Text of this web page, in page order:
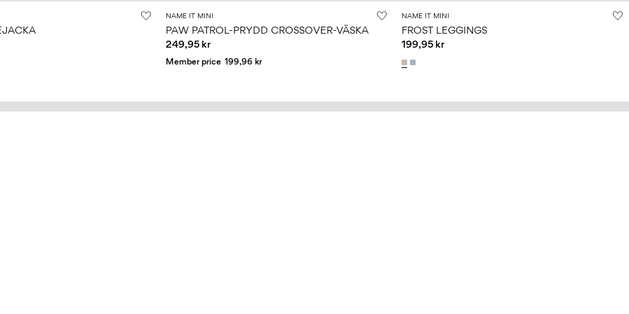
NAME IT MINI
PAW PATROL-PRYDD CROSSOVER-VÄSKA
249,95 kr
Member price 199,96 kr
NAME IT MINI
FROST LEGGINGS
199,95 kr